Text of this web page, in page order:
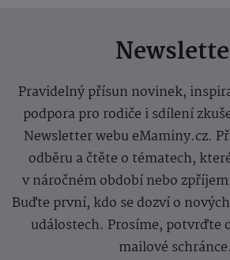
Pravidelný přísun novinek,
podpora pro rodiče i sdílení
Newsletter webu eMaminy.cz.
odběru a čtěte o tématech,
v náročném období nebo
Buďte první, kdo se dozví o
událostech. Prosíme, potvrďte
mailové schránce.